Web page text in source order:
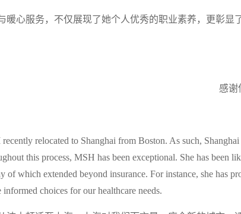
暖心服务，不仅展现了她个人优秀的职业素养，更彰
感谢
relocated to Shanghai from Boston. As such,
this process, MSH has been exceptional. She has
of which extended beyond insurance. For instance, she has
informed choices for our healthcare needs.